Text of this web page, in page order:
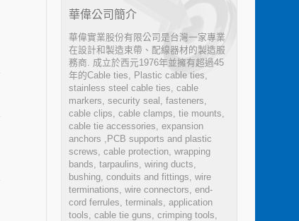
華偉公司簡介
華偉實業股份有限公司是台灣一家專業
在設計和製造束帶、配線器材的製造服
務商. 成立於西元1976年並擁有超過45
年的Cable ties, Plastic cable ties,
stainless steel cable ties, cable
markers, security seal, fasteners,
cable clips, cable clamps, tie mounts,
cable tie accessories, expansion
anchors ,PCB supports and plastic
screws, cable protection, wrapping
bands, tarpaulins, wiring ducts,
bushing, conduits and fittings, wire
terminations, wire connectors, end-
cord ferrules, terminals, application
tools, cable tie guns, crimping tools,